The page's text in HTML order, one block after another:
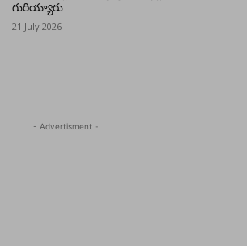
గురియ్యారు
21 July 2026
- Advertisment -